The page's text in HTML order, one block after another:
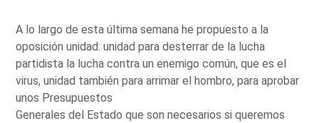
A lo largo de esta última semana he propuesto a la
oposición unidad: unidad para desterrar de la lucha
partidista la lucha contra un enemigo común, que es el
virus, unidad también para arrimar el hombro, para aprobar
unos Presupuestos
Generales del Estado que son necesarios si queremos